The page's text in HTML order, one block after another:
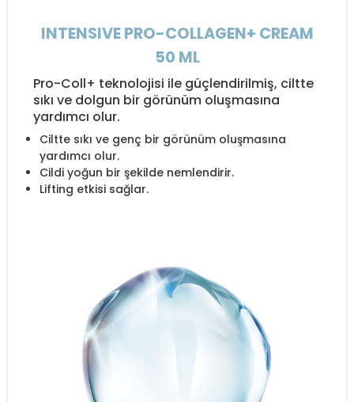
INTENSIVE PRO-COLLAGEN+ CREAM
50 ML
Pro-Coll+ teknolojisi ile güçlendirilmiş, ciltte
sıkı ve dolgun bir görünüm oluşmasına
yardımcı olur.
Ciltte sıkı ve genç bir görünüm oluşmasına
yardımcı olur.
Cildi yoğun bir şekilde nemlendirir.
Lifting etkisi sağlar.